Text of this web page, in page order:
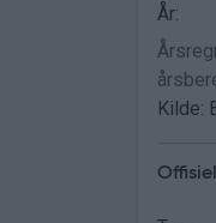
År:
Kilde: